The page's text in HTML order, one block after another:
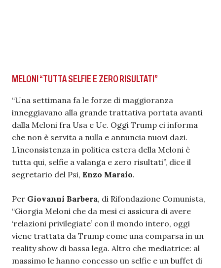
MELONI “TUTTA SELFIE E ZERO RISULTATI”
“Una settimana fa le forze di maggioranza
inneggiavano alla grande trattativa portata avanti
dalla Meloni fra Usa e Ue. Oggi Trump ci informa
che non è servita a nulla e annuncia nuovi dazi.
L’inconsistenza in politica estera della Meloni è
tutta qui, selfie a valanga e zero risultati”, dice il
segretario del Psi, Enzo Maraio.
Per Giovanni Barbera, di Rifondazione Comunista,
“Giorgia Meloni che da mesi ci assicura di avere
‘relazioni privilegiate’ con il mondo intero, oggi
viene trattata da Trump come una comparsa in un
reality show di bassa lega. Altro che mediatrice: al
massimo le hanno concesso un selfie e un buffet di